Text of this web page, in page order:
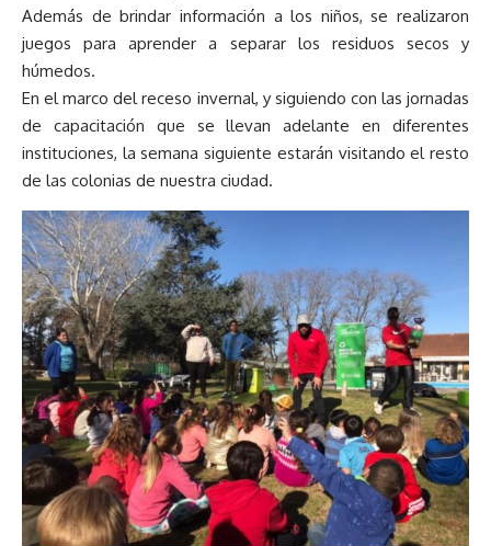
Además de brindar información a los niños, se realizaron
juegos para aprender a separar los residuos secos y
húmedos.
En el marco del receso invernal, y siguiendo con las jornadas
de capacitación que se llevan adelante en diferentes
instituciones, la semana siguiente estarán visitando el resto
de las colonias de nuestra ciudad.